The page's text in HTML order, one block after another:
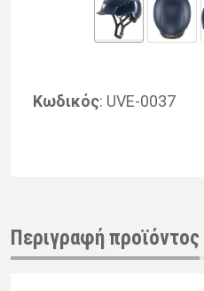
Κωδικός: UVE-0037
Περιγραφή προϊόντος